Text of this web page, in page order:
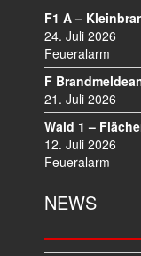
F1 A –
24. Juli 2026
Feueralarm
F
21. Juli 2026
Wald 1 –
12. Juli 2026
Feueralarm
NEWS